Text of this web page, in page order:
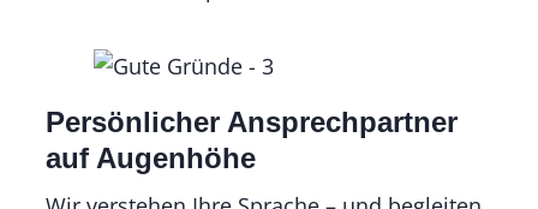
Persönlicher Ansprechpartner
auf Augenhöhe